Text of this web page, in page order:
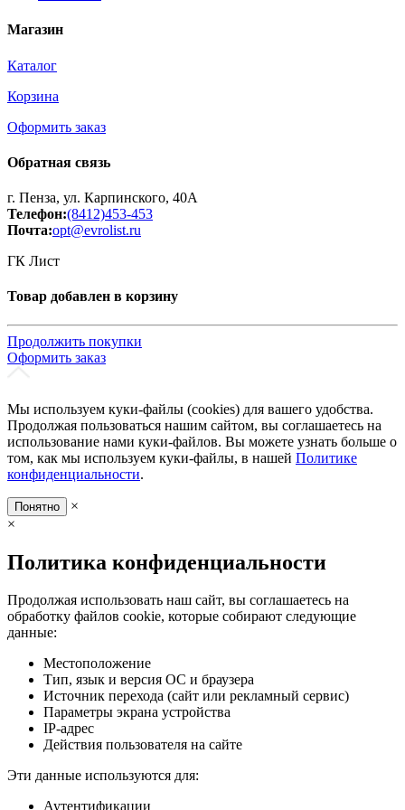
Магазин
Каталог
Корзина
Оформить заказ
Обратная связь
г. Пенза, ул. Карпинского, 40А
Телефон:(8412)453-453
Почта:opt@evrolist.ru
ГК Лист
Товар добавлен в корзину
Продолжить покупки
Оформить заказ
Мы используем куки-файлы (cookies) для вашего удобства.
Продолжая пользоваться нашим сайтом, вы соглашаетесь на
использование нами куки-файлов. Вы можете узнать больше о
том, как мы используем куки-файлы, в нашей Политике
конфиденциальности.
Понятно
×
×
Политика конфиденциальности
Продолжая использовать наш сайт, вы соглашаетесь на
обработку файлов cookie, которые собирают следующие
данные:
Местоположение
Тип, язык и версия ОС и браузера
Источник перехода (сайт или рекламный сервис)
Параметры экрана устройства
IP-адрес
Действия пользователя на сайте
Эти данные используются для:
Аутентификации